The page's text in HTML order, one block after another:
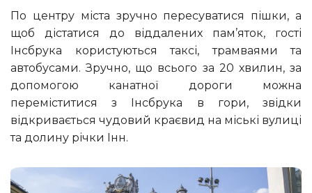
По центру міста зручно пересуватися пішки, а
щоб дістатися до віддалених пам’яток, гості
Інсбрука користуються таксі, трамваями та
автобусами. Зручно, що всього за 20 хвилин, за
допомогою канатної дороги можна
переміститися з Інсбрука в гори, звідки
відкривається чудовий краєвид на міські вулиці
та долину річки Інн.